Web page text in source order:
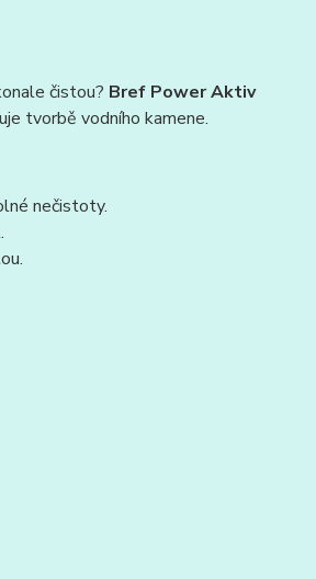
čistou? Bref Power Aktiv
tvorbě vodního kamene.
nečistoty.